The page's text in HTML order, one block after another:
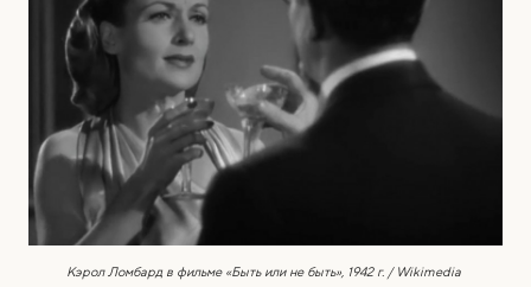
Кэрол Ломбард в фильме «Быть или не быть», 1942 г. / Wikimedia